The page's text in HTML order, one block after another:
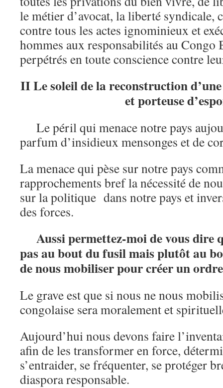
le métier d’avocat, la liberté syndicale,
contre tous les actes ignominieux et
hommes aux responsabilités au Congo
perpétrés en toute conscience contre
II Le soleil de la reconstruction
et porteuse
Le péril qui menace notre pays
parfum d’insidieux mensonges et de
La menace qui pèse sur notre pays
rapprochements bref la nécessité de
sur la politique dans notre pays et
des forces.
Aussi permettez-moi de vous dire
pas au bout du fusil mais plutôt au
de nous mobiliser pour créer un
Le grave est que si nous ne nous
congolaise sera moralement et
Aujourd’hui nous devons faire
afin de les transformer en force,
s’entraider, se fréquenter, se protéger
diaspora responsable.